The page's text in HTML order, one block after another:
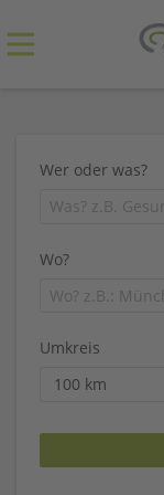
Wer oder was?
Wo?
Umkreis